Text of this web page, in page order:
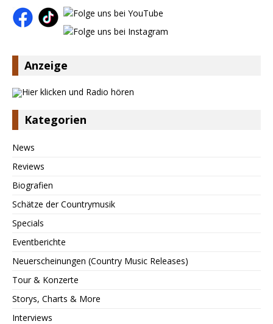
Anzeige
Kategorien
News
Reviews
Biografien
Schätze der Countrymusik
Specials
Eventberichte
Neuerscheinungen (Country Music Releases)
Tour & Konzerte
Storys, Charts & More
Interviews